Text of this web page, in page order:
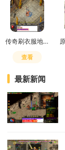
传奇刷衣服地点怎么去
查看
最新新闻